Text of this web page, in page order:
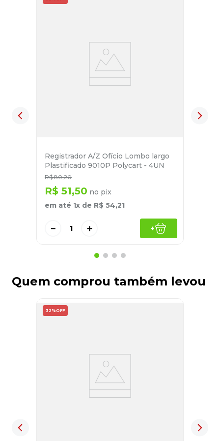
Registrador A/Z Ofício Lombo largo
Plastificado 9010P Polycart - 4UN
R$ 80,20
R$ 51,50 no pix
em até 1x de R$ 54,21
＋
－ +
Quem comprou também levou
32% OFF